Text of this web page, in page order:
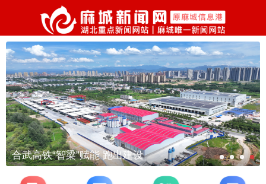
合武高铁“智梁”赋能 跑出建设